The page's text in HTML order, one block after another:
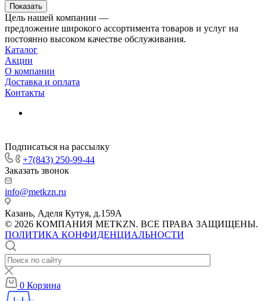
Цель нашей компании —
предложение широкого ассортимента товаров и услуг на
постоянно высоком качестве обслуживания.
Каталог
Акции
О компании
Доставка и оплата
Контакты
Подписаться на рассылку
+7(843) 250-99-44
Заказать звонок
info@metkzn.ru
Казань, Аделя Кутуя, д.159А
© 2026 КОМПАНИЯ METKZN. ВСЕ ПРАВА ЗАЩИЩЕНЫ.
ПОЛИТИКА КОНФИДЕНЦИАЛЬНОСТИ
0 Корзина